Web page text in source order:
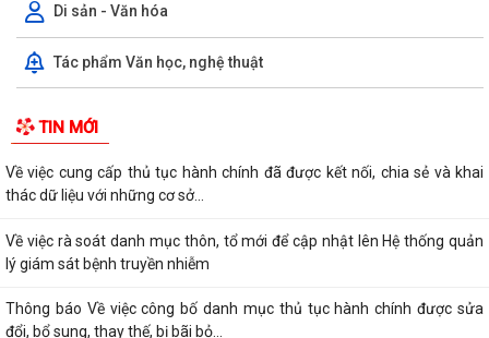
Di sản - Văn hóa
Tác phẩm Văn học, nghệ thuật
TIN MỚI
Về việc cung cấp thủ tục hành chính đã được kết nối, chia sẻ và khai
thác dữ liệu với những cơ sở...
Về việc rà soát danh mục thôn, tổ mới để cập nhật lên Hệ thống quản
lý giám sát bệnh truyền nhiễm
Thông báo Về việc công bố danh mục thủ tục hành chính được sửa
đổi, bổ sung, thay thế, bị bãi bỏ...